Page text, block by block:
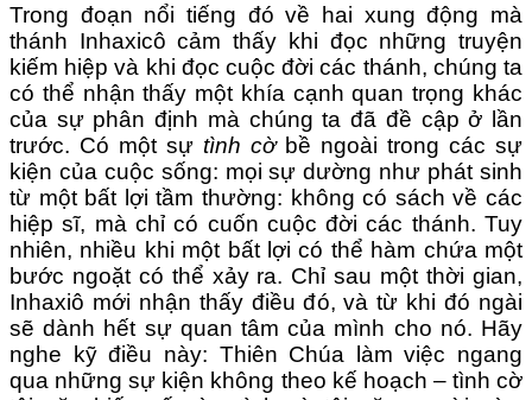
Trong đoạn nổi tiếng đó về hai xung động mà
thánh Inhaxicô cảm thấy khi đọc những truyện
kiếm hiệp và khi đọc cuộc đời các thánh, chúng ta
có thể nhận thấy một khía cạnh quan trọng khác
của sự phân định mà chúng ta đã đề cập ở lần
trước. Có một sự tình cờbề ngoài trong các sự
kiện của cuộc sống: mọi sự dường như phát sinh
từ một bất lợi tầm thường: không có sách về các
hiệp sĩ, mà chỉ có cuốn cuộc đời các thánh. Tuy
nhiên, nhiều khi một bất lợi có thể hàm chứa một
bước ngoặt có thể xảy ra. Chỉ sau một thời gian,
Inhaxiô mới nhận thấy điều đó, và từ khi đó ngài
sẽ dành hết sự quan tâm của mình cho nó. Hãy
nghe kỹ điều này: Thiên Chúa làm việc ngang
qua những sự kiện không theo kế hoạch – tình cờ